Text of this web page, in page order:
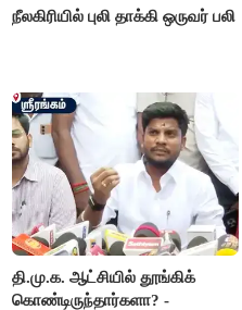
நீலகிரியில் புலி தாக்கி ஒருவர் பலி
தி.மு.க. ஆட்சியில் தூங்கிக்
கொண்டிருந்தார்களா? -